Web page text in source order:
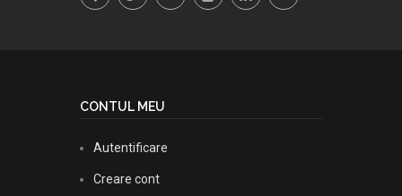
CONTUL MEU
Autentificare
Creare cont